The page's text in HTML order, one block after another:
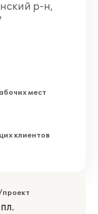
р-н,
мест
клиентов